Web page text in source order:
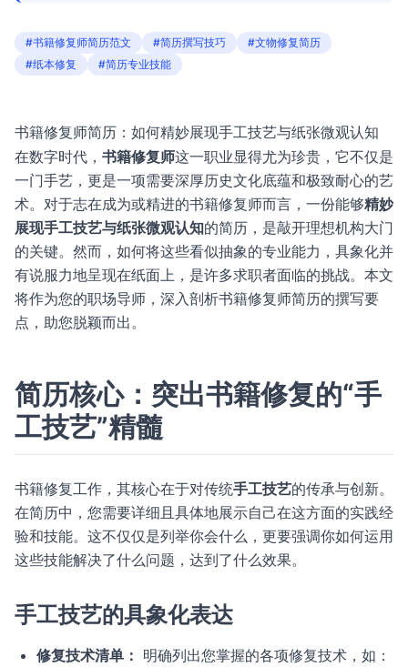
#书籍修复师简历范文 #简历撰写技巧
#文物修复简历
#纸本修复
#简历专业技能
书籍修复师简历：如何精妙展现手工技艺与纸张微观认知
在数字时代， 书籍修复师这一职业显得尤为珍贵，它不仅是
一门手艺，更是一项需要深厚历史文化底蕴和极致耐心的艺
术。对于志在成为或精进的书籍修复师而言，一份能够精妙
展现手工技艺与纸张微观认知的简历，是敲开理想机构大门
的关键。然而，如何将这些看似抽象的专业能力，具象化并
有说服力地呈现在纸面上，是许多求职者面临的挑战。本文
将作为您的职场导师，深入剖析书籍修复师简历的撰写要
点，助您脱颖而出。
简历核心：突出书籍修复的“手
工技艺”精髓
书籍修复工作，其核心在于对传统手工技艺的传承与创新。
在简历中，您需要详细且具体地展示自己在这方面的实践经
验和技能。这不仅仅是列举你会什么，更要强调你如何运用
这些技能解决了什么问题，达到了什么效果。
手工技艺的具象化表达
修复技术清单： 明确列出您掌握的各项修复技术，如：